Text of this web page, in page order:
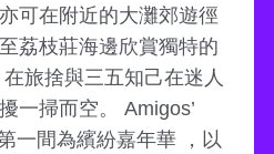
可在附近的大灘郊遊徑
荔枝莊海邊欣賞獨特的
旅捨與三五知己在迷人
一掃而空。 Amigos’
一間為繽紛嘉年華 ，以